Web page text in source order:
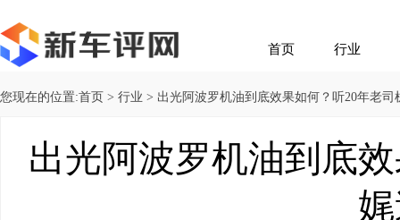
首页 行业
您现在的位置:首页 > 行业 > 出光阿波罗机油到底效果如何？听20年老司
出光阿波罗机油到底